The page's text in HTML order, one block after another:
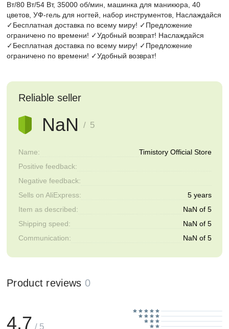
Вт/80 Вт/54 Вт, 35000 об/мин, машинка для маникюра, 40
цветов, УФ-гель для ногтей, набор инструментов, Наслаждайся
✓Бесплатная доставка по всему миру! ✓Предложение
ограничено по времени! ✓Удобный возврат! Наслаждайся
✓Бесплатная доставка по всему миру! ✓Предложение
ограничено по времени! ✓Удобный возврат!
Reliable seller
NaN / 5
Name:
Timistory Official Store
Positive feedback:
Negative feedback:
Sells on AliExpress:
5 years
Item as described:
NaN of 5
Shipping speed:
NaN of 5
Communication:
NaN of 5
Product reviews 0
4.7 / 5